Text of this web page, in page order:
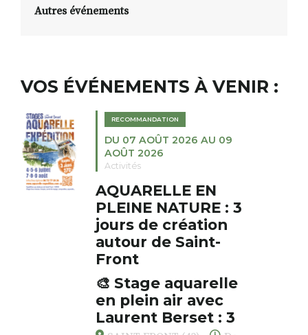
Autres événements
VOS ÉVÉNEMENTS À VENIR :
RECOMMANDATION
DU 07 AOÛT 2026 AU 09
AOÛT 2026
Activités
AQUARELLE EN
PLEINE NATURE : 3
jours de création
autour de Saint-
Front
🎨 Stage aquarelle
en plein air avec
Laurent Berset : 3